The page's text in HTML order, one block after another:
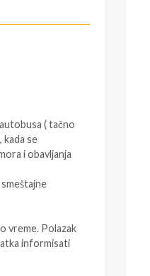
( tačno
kada se
i obavljanja
vreme. Polazak
informisati